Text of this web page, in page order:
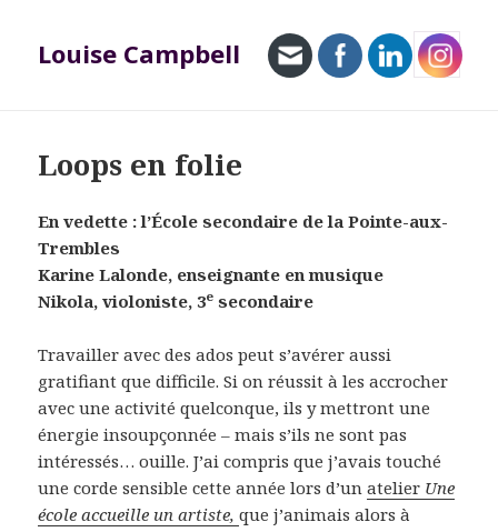
Louise Campbell
Loops en folie
En vedette : l’École secondaire de la Pointe-aux-
Trembles
Karine Lalonde, enseignante en musique
Nikola, violoniste, 3e secondaire
Travailler avec des ados peut s’avérer aussi
gratifiant que difficile. Si on réussit à les accrocher
avec une activité quelconque, ils y mettront une
énergie insoupçonnée – mais s’ils ne sont pas
intéressés… ouille. J’ai compris que j’avais touché
une corde sensible cette année lors d’unatelier Une
école accueille un artiste,que j’animais alors à